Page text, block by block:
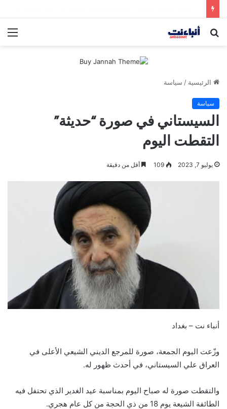
بحث
الرئيسية / سياسة
سياسة
السيستاني في صورة “حديثة”
التقطت اليوم
يوليو 7, 2023 109 أقل من دقيقة
أنباء نت – بغداد
وزّعت اليوم الجمعة، صورة للمرجع الديني الشيعي الأعلى ‏في
العراق علي السيستاني، في أحدث ظهور له.‏
والتقطت صورة له صباح ‏اليوم بمناسبة عيد الغدير الذي تحتفل فيه
الطائفة الشيعة يوم ‏‏18 من ذي الحجة من كل عام هجري.‏